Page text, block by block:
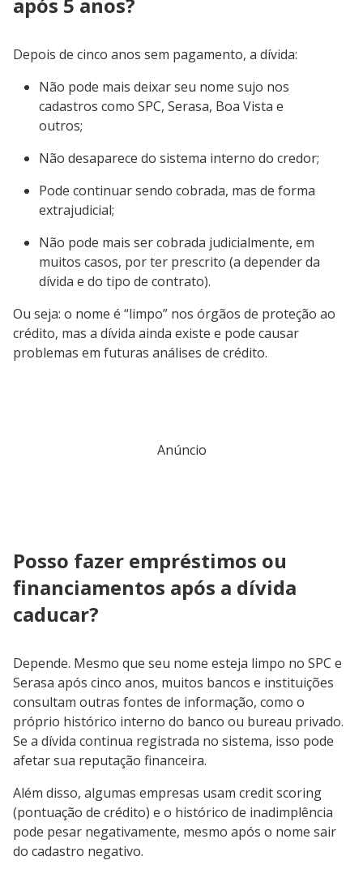
após 5 anos?
Depois de cinco anos sem pagamento, a dívida:
Não pode mais deixar seu nome sujo nos
cadastros como SPC, Serasa, Boa Vista e
outros;
Não desaparece do sistema interno do credor;
Pode continuar sendo cobrada, mas de forma
extrajudicial;
Não pode mais ser cobrada judicialmente, em
muitos casos, por ter prescrito (a depender da
dívida e do tipo de contrato).
Ou seja: o nome é “limpo” nos órgãos de proteção ao
crédito, mas a dívida ainda existe e pode causar
problemas em futuras análises de crédito.
Anúncio
Posso fazer empréstimos ou
financiamentos após a dívida
caducar?
Depende. Mesmo que seu nome esteja limpo no SPC e
Serasa após cinco anos, muitos bancos e instituições
consultam outras fontes de informação, como o
próprio histórico interno do banco ou bureau privado.
Se a dívida continua registrada no sistema, isso pode
afetar sua reputação financeira.
Além disso, algumas empresas usam credit scoring
(pontuação de crédito) e o histórico de inadimplência
pode pesar negativamente, mesmo após o nome sair
do cadastro negativo.